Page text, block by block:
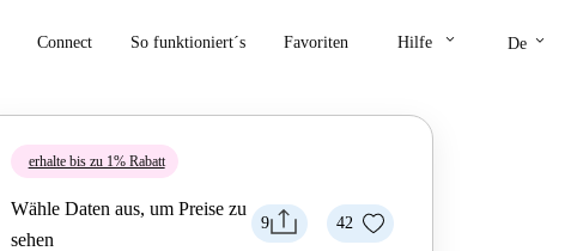
Connect So funktioniert´s Favoriten Hilfe keyboard_arrow_down De keyboard_arrow_down
erhalte bis zu 1% Rabatt
9 42
Wähle Daten aus, um Preise zu
sehen